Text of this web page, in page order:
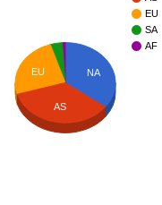
EU
SA
AF
NA
EU
AS